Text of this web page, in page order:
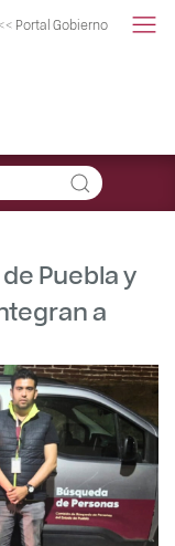
Portal Gobierno
Puebla y
a